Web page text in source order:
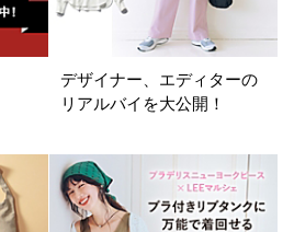
ブラウン オレンジ
デザイナー、エディターの
リアルバイを大公開！